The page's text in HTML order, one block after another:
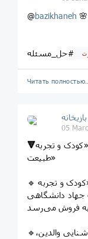
@bazikhaneh
#حل_مسئله
Читать полностью…
بازیخانه
05
«کودک و تجربه
طبیعت»
🔹 مجموعه ۷ جلدی سری کتاب‌های «کودک و تجربه
جهاد دانشگاهی
🔹این مجموعه در سال ۱۴۰۱ و با هدف آشنایی والدین،